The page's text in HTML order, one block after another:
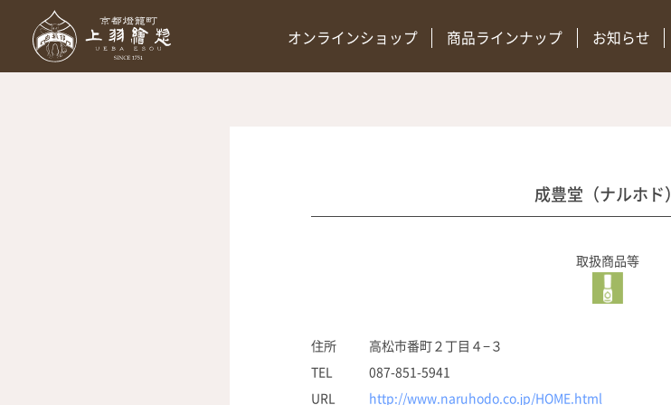
オンラインショップ 商品ラインナップ お知らせ
成豊堂（ナルホド）
取扱商品等
住所
高松市番町２丁目４−３
TEL
087-851-5941
URL
http://www.naruhodo.co.jp/HOME.html